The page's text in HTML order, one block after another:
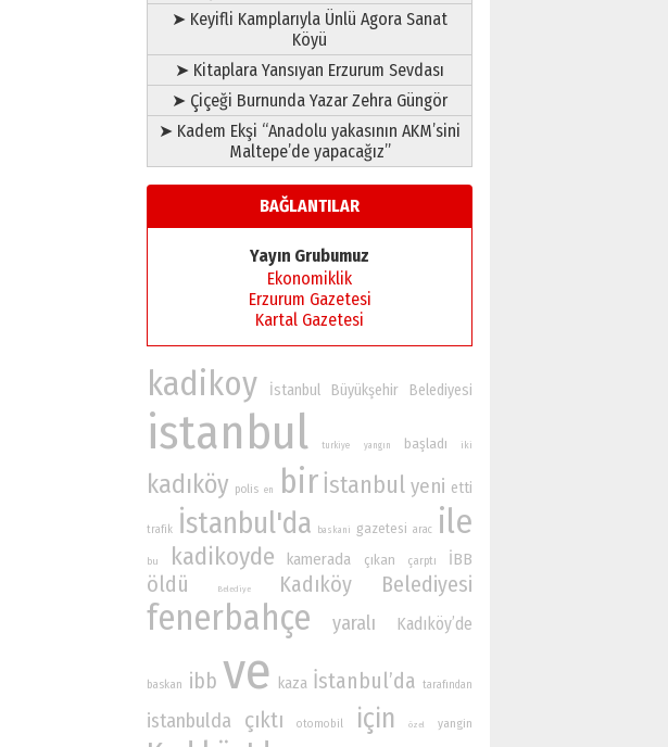
➤ Keyifli Kamplarıyla Ünlü Agora Sanat
Köyü
➤ Kitaplara Yansıyan Erzurum Sevdası
➤ Çiçeği Burnunda Yazar Zehra Güngör
➤ Kadem Ekşi “Anadolu yakasının AKM’sini
Maltepe’de yapacağız”
BAĞLANTILAR
Yayın Grubumuz
Ekonomiklik
Erzurum Gazetesi
Kartal Gazetesi
kadikoy İstanbul Büyükşehir Belediyesi
istanbul turkiye yangın başladı iki
kadıköy polis en bir İstanbul yeni etti
trafik İstanbul'da baskani gazetesi arac ile
bu kadikoyde kamerada çıkan çarptı İBB
öldü Belediye Kadıköy Belediyesi
fenerbahçe yaralı Kadıköy’de
baskan ibb ve kaza İstanbul’da tarafından
istanbulda çıktı otomobil için özel yangin